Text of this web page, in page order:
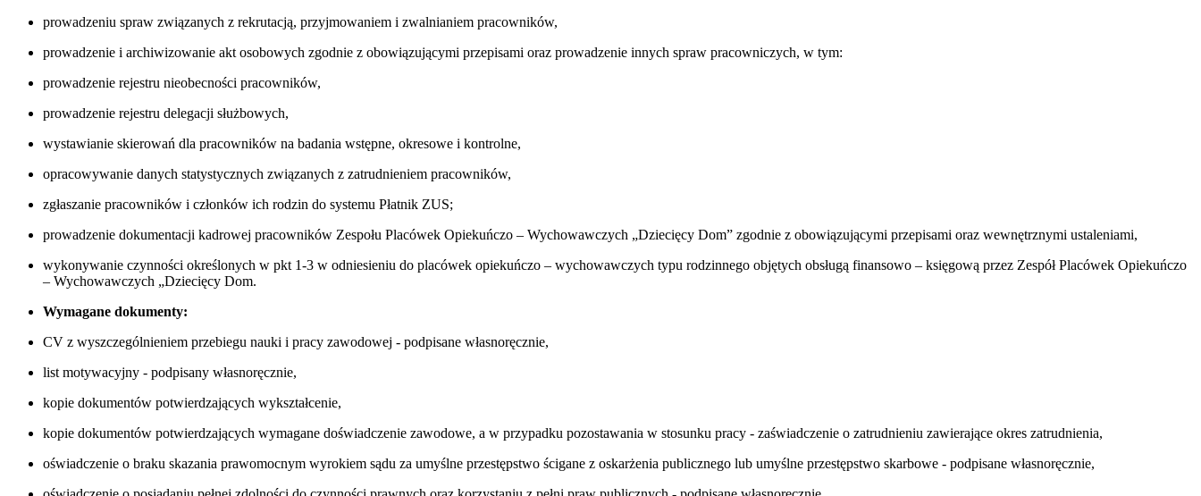
prowadzeniu spraw związanych z rekrutacją, przyjmowaniem i zwalnianiem pracowników,
prowadzenie i archiwizowanie akt osobowych zgodnie z obowiązującymi przepisami oraz prowadzenie innych spraw pracowniczych, w tym:
prowadzenie rejestru nieobecności pracowników,
prowadzenie rejestru delegacji służbowych,
wystawianie skierowań dla pracowników na badania wstępne, okresowe i kontrolne,
opracowywanie danych statystycznych związanych z zatrudnieniem pracowników,
zgłaszanie pracowników i członków ich rodzin do systemu Płatnik ZUS;
prowadzenie dokumentacji kadrowej pracowników Zespołu Placówek Opiekuńczo – Wychowawczych „Dziecięcy Dom” zgodnie z obowiązującymi przepisami oraz wewnętrznymi ustaleniami,
wykonywanie czynności określonych w pkt 1-3 w odniesieniu do placówek opiekuńczo – wychowawczych typu rodzinnego objętych obsługą finansowo – księgową przez Zespół Placówek Opiekuńczo
– Wychowawczych „Dziecięcy Dom.
Wymagane dokumenty:
CV z wyszczególnieniem przebiegu nauki i pracy zawodowej - podpisane własnoręcznie,
list motywacyjny - podpisany własnoręcznie,
kopie dokumentów potwierdzających wykształcenie,
kopie dokumentów potwierdzających wymagane doświadczenie zawodowe, a w przypadku pozostawania w stosunku pracy - zaświadczenie o zatrudnieniu zawierające okres zatrudnienia,
oświadczenie o braku skazania prawomocnym wyrokiem sądu za umyślne przestępstwo ścigane z oskarżenia publicznego lub umyślne przestępstwo skarbowe - podpisane własnoręcznie,